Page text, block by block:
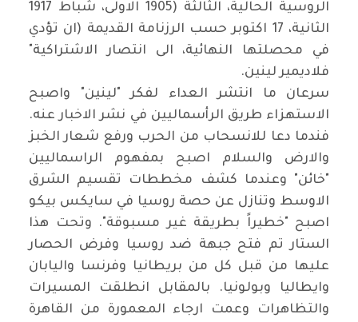
الروسية الحالية، الثالثة (1905 الاولى، شباط 1917
الثانية، 17 اكتوبر حسب الرزنامة القديمة
)ان تؤدي
في محصلتها النهائية، الى انتصار الاشتراكية"
فلاديمير لينين.
سرعان ما انتشر العداء لفكر "لينين" واصبح
الاستهزاء طريق الرأسماليين في نشر الاخبار عنه.
فندما دعا للانسحاب من الحرب ورفع شعار الخبز
والارض والسلام اصبح بمفهوم الراسماليين
"خائن" وعندما كشف مخططات تقسيم الشرق
الاوسط وتنازل عن حصة روسيا في سايكس بيكو
اصبح "خطيراً بطريقة غير مسبوقة". وتحت هذا
الستار تم فتح جبهة ضد روسيا وفرض الحصار
عليها من قبل كل من بريطانيا وفرنسا واليابان
وايطاليا وبولونيا. بالمقابل انطلقت المسيرات
والتظاهرات وعمت ارجاء المعمورة من القاهرة